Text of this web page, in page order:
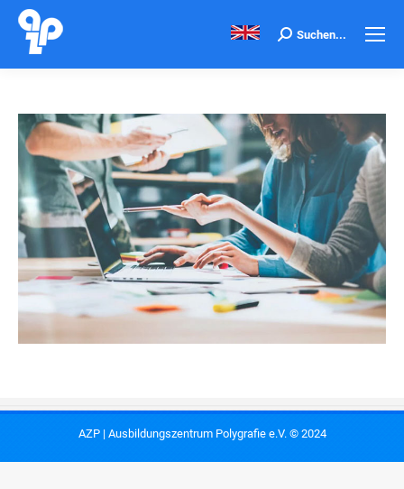
Search:
Suchen...
AZP | Ausbildungszentrum Polygrafie e.V. © 2024